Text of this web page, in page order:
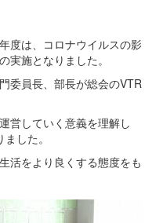
度は、コロナウイルスの影
実施となりました。
委員長、部長が総会のVTR
営していく意義を理解し
した。
活をより良くする態度をも